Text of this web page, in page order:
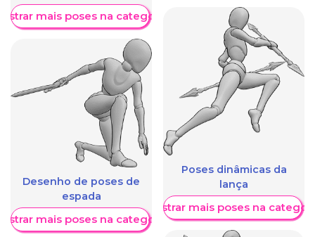
mais poses na categoria
Desenho de poses de
espada
mais poses na categoria
Poses dinâmicas da
lança
Mostrar mais poses na